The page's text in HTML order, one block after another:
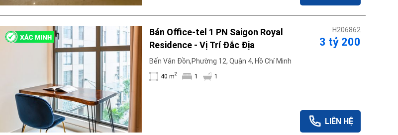
Bán Office-tel 1 PN Saigon Royal
Residence - Vị Trí Đắc Địa
Bến Vân Đồn,Phường 12, Quận 4, Hồ Chí Minh
40 m2 1 1
H206862
3 tỷ 200
LIÊN HỆ